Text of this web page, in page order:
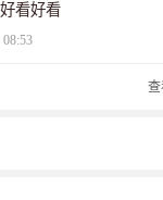
看好看
08:53